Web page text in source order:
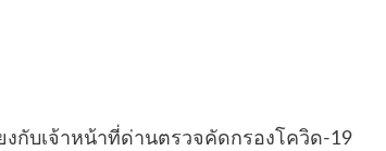
กับเจ้าหน้าที่ด่านตรวจคัดกรองโควิด-19